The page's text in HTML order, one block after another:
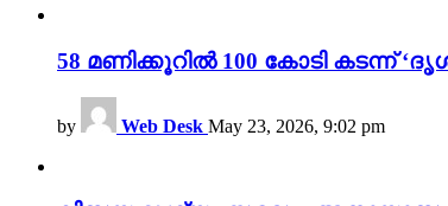
58 മണിക്കൂറിൽ 100 കോടി കടന്ന്
by Web Desk May 23, 2026, 9:02 pm